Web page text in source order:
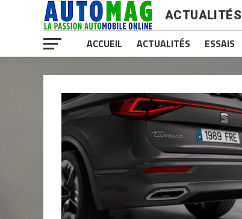
ACTUALITÉS
ACCUEIL ACTUALITÉS ESSAIS